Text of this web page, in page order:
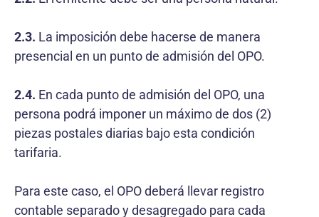
2.3. La imposición debe hacerse de manera
presencial en un punto de admisión del OPO.
2.4. En cada punto de admisión del OPO, una
persona podrá imponer un máximo de dos (2)
piezas postales diarias bajo esta condición
tarifaria.
Para este caso, el OPO deberá llevar registro
contable separado y desagregado para cada